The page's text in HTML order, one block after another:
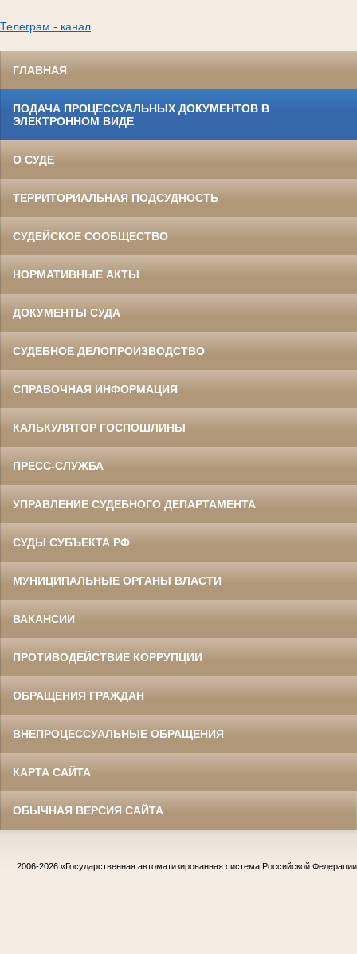
Телеграм - канал
ГЛАВНАЯ
ПОДАЧА ПРОЦЕССУАЛЬНЫХ ДОКУМЕНТОВ В
ЭЛЕКТРОННОМ ВИДЕ
О СУДЕ
ТЕРРИТОРИАЛЬНАЯ ПОДСУДНОСТЬ
СУДЕЙСКОЕ СООБЩЕСТВО
НОРМАТИВНЫЕ АКТЫ
ДОКУМЕНТЫ СУДА
СУДЕБНОЕ ДЕЛОПРОИЗВОДСТВО
СПРАВОЧНАЯ ИНФОРМАЦИЯ
КАЛЬКУЛЯТОР ГОСПОШЛИНЫ
ПРЕСС-СЛУЖБА
УПРАВЛЕНИЕ СУДЕБНОГО ДЕПАРТАМЕНТА
СУДЫ СУБЪЕКТА РФ
МУНИЦИПАЛЬНЫЕ ОРГАНЫ ВЛАСТИ
ВАКАНСИИ
ПРОТИВОДЕЙСТВИЕ КОРРУПЦИИ
ОБРАЩЕНИЯ ГРАЖДАН
ВНЕПРОЦЕССУАЛЬНЫЕ ОБРАЩЕНИЯ
КАРТА САЙТА
ОБЫЧНАЯ ВЕРСИЯ САЙТА
2006-2026 «Государственная автоматизированная система Российской